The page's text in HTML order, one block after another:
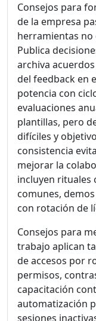
Consejos para
de la empresa
herramientas no
Publica
archiva
del feedback en
potencia con
evaluaciones
plantillas, pero
difíciles y
consistencia
mejorar la
incluyen rituales
comunes,
con rotación de
Consejos para
trabajo aplican
de accesos por
permisos,
capacitación
automatización
sesiones